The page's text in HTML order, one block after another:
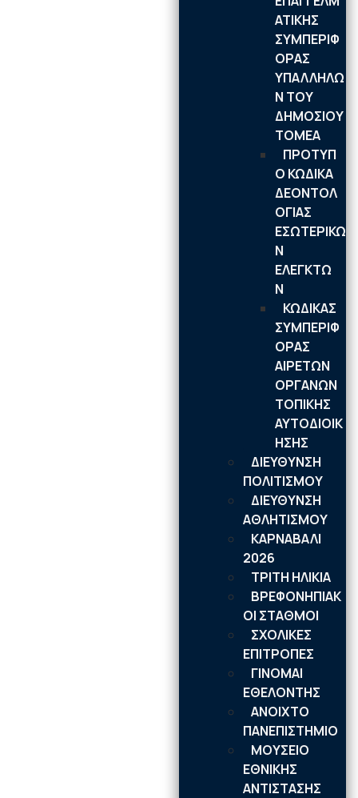
ΑΤΙΚΗΣ
ΣΥΜΠΕΡΙΦ
ΟΡΑΣ
ΥΠΑΛΛΗΛΩ
Ν ΤΟΥ
ΔΗΜΟΣΙΟΥ
ΤΟΜΕΑ
ΠΡΟΤΥΠ
Ο ΚΩΔΙΚΑ
ΔΕΟΝΤΟΛ
ΟΓΙΑΣ
ΕΣΩΤΕΡΙΚΩ
Ν
ΕΛΕΓΚΤΩ
Ν
ΚΩΔΙΚΑΣ
ΣΥΜΠΕΡΙΦ
ΟΡΑΣ
ΑΙΡΕΤΩΝ
ΟΡΓΑΝΩΝ
ΤΟΠΙΚΗΣ
ΑΥΤΟΔΙΟΙΚ
ΗΣΗΣ
ΔΙΕΥΘΥΝΣΗ
ΠΟΛΙΤΙΣΜΟΥ
ΔΙΕΥΘΥΝΣΗ
ΑΘΛΗΤΙΣΜΟΥ
ΚΑΡΝΑΒΑΛΙ
2026
ΤΡΙΤΗ ΗΛΙΚΙΑ
ΒΡΕΦΟΝΗΠΙΑΚ
ΟΙ ΣΤΑΘΜΟΙ
ΣΧΟΛΙΚΕΣ
ΕΠΙΤΡΟΠΕΣ
ΓΙΝΟΜΑΙ
ΕΘΕΛΟΝΤΗΣ
ΑΝΟΙΧΤΟ
ΠΑΝΕΠΙΣΤΗΜΙΟ
ΜΟΥΣΕΙΟ
ΕΘΝΙΚΗΣ
ΑΝΤΙΣΤΑΣΗΣ